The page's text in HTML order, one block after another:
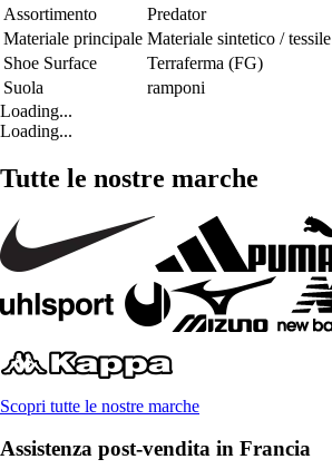
Assortimento
Predator
Materiale principale Materiale sintetico / tessile
Shoe Surface
Terraferma (FG)
Suola
ramponi
Loading...
Loading...
Tutte le nostre marche
Scopri tutte le nostre marche
Assistenza post-vendita in Francia